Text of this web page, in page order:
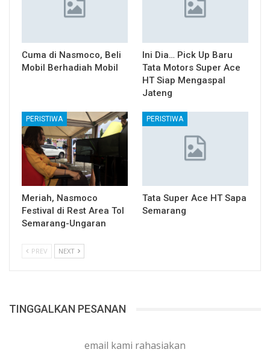
Cuma di Nasmoco, Beli
Mobil Berhadiah Mobil
Ini Dia… Pick Up Baru
Tata Motors Super Ace
HT Siap Mengaspal
Jateng
PERISTIWA
Meriah, Nasmoco
Festival di Rest Area Tol
Semarang-Ungaran
PERISTIWA
Tata Super Ace HT Sapa
Semarang
PREV NEXT
TINGGALKAN PESANAN
email kami rahasiakan